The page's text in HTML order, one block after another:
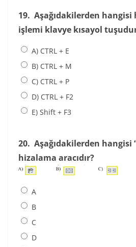
19. Aşağıdakilerden hangisi
işlemi klavye kısayol
A) CTRL + E
B) CTRL + M
C) CTRL + P
D) CTRL + F2
E) Shift + F3
20. Aşağıdakilerden hangisi
hizalama aracıdır?
A
B
C
D